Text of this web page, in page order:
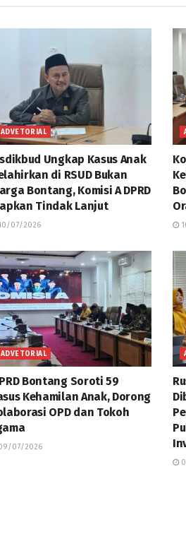
ADVETORIAL
Ungkap Kasus Anak
di RSUD Bukan
Bontang, Komisi A DPRD
Tindak Lanjut
07/2026
ADVETORIAL
Bontang Soroti 59
Kehamilan Anak, Dorong
OPD dan Tokoh
07/2026